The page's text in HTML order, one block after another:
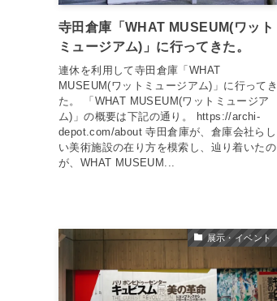
寺田倉庫「WHAT MUSEUM(ワット
ミュージアム)」に行ってきた。
連休を利用して寺田倉庫「WHAT
MUSEUM(ワットミュージアム)」に行ってき
た。 「WHAT MUSEUM(ワットミュージア
ム)」の概要は下記の通り。 https://archi-
depot.com/about 寺田倉庫が、倉庫会社らし
い美術施設の在り方を模索し、辿り着いたの
が、WHAT MUSEUM...
展示・イベント